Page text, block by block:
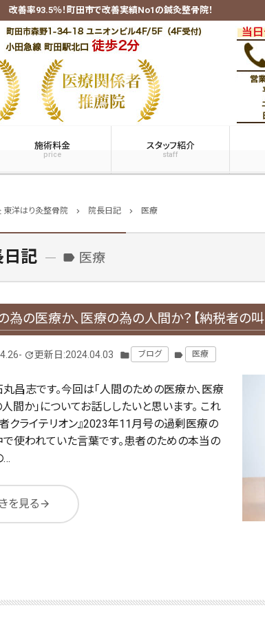
改善率93.5％！町田市で改善実績No1の鍼灸整骨院！
施術料金
price
スタッフ紹介
staff
東洋はり灸整骨院 chevron_right 院長日記 chevron_right 医療
日記 label 医療
為の医療か、医療の為の人間か？【納税者の叫
- update更新日:2024.04.03 folder ブログ label 医療
昌志です。今回は「人間のための医療か、医療
間か」についてお話ししたいと思います。 これ
クライテリオン』2023年11月号の過剰医療の
使われていた言葉です。患者のための本当の
…
を見るarrow_forward